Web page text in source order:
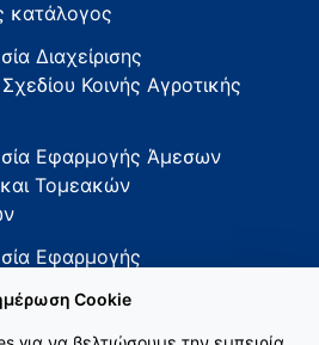
κατάλογος
Διαχείρισης
Κοινής Αγροτικής
Εφαρμογής Άμεσων
Τομεακών
Εφαρμογής
Cookie